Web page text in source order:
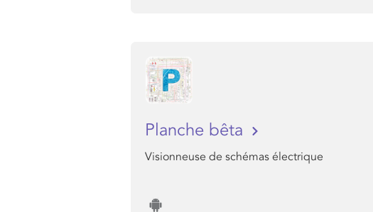
Planche bêta
Visionneuse de schémas électrique